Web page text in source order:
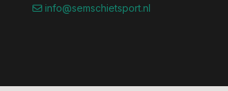
info@semschietsport.nl